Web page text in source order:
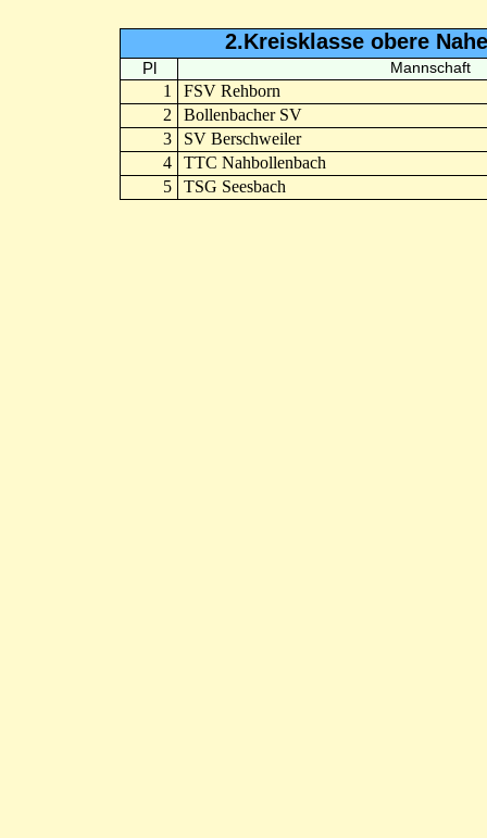
2.Kreisklasse obere
Pl Mannschaft
1
FSV Rehborn
2
Bollenbacher SV
3
SV Berschweiler
4
TTC Nahbollenbach
5
TSG Seesbach